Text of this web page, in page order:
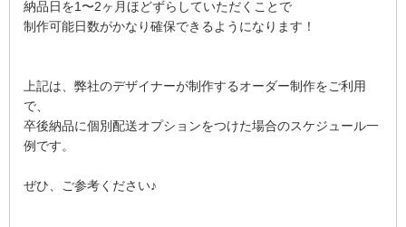
納品日を1〜2ヶ月ほどずらしていただくことで
制作可能日数がかなり確保できるようになります！
上記は、弊社のデザイナーが制作するオーダー制作をご利用
で、
卒後納品に個別配送オプションをつけた場合のスケジュール一
例です。
ぜひ、ご参考ください♪